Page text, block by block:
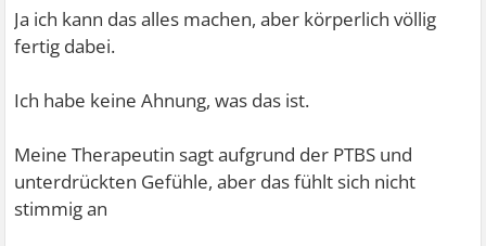
Ja ich kann das alles machen, aber körperlich völlig
fertig dabei.
Ich habe keine Ahnung, was das ist.
Meine Therapeutin sagt aufgrund der PTBS und
unterdrückten Gefühle, aber das fühlt sich nicht
stimmig an